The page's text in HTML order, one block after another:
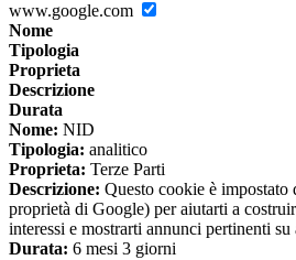
www.google.com
Nome
Tipologia
Proprieta
Descrizione
Durata
Nome: NID
Tipologia: analitico
Proprieta: Terze Parti
Descrizione: Questo cookie è
proprietà di Google) per aiutarti a
interessi e mostrarti annunci pertinenti su
Durata: 6 mesi 3 giorni